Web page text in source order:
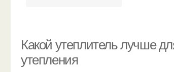
Какой утеплитель лучше
утепления